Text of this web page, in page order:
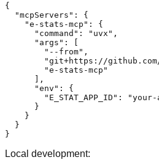
{
"mcpServers" :
{
"e-stats-mcp" :
{
"command" : "uvx" ,
"args" :
[
"--from" ,
"git+https://
"e-stats-mcp"
] ,
"env" :
{
"E_STAT_APP_ID" :
"your-
}
}
}
}
Local development: